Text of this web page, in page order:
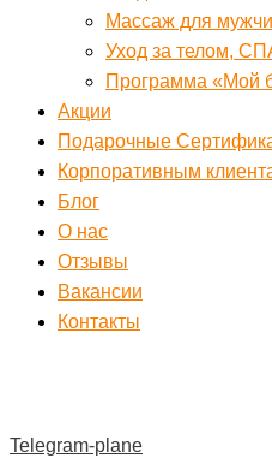
Массаж для
Уход за телом,
Программа «Мой
Акции
Подарочные
Корпоративным
Блог
О нас
Отзывы
Вакансии
Контакты
Telegram-plane